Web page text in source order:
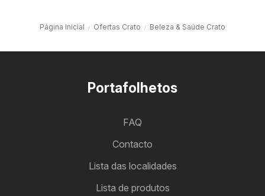
Página Inicial Ofertas Crato Beleza & Saúde Crato
Portafolhetos
FAQ
Contacto
Lista das localidades
Lista de produtos